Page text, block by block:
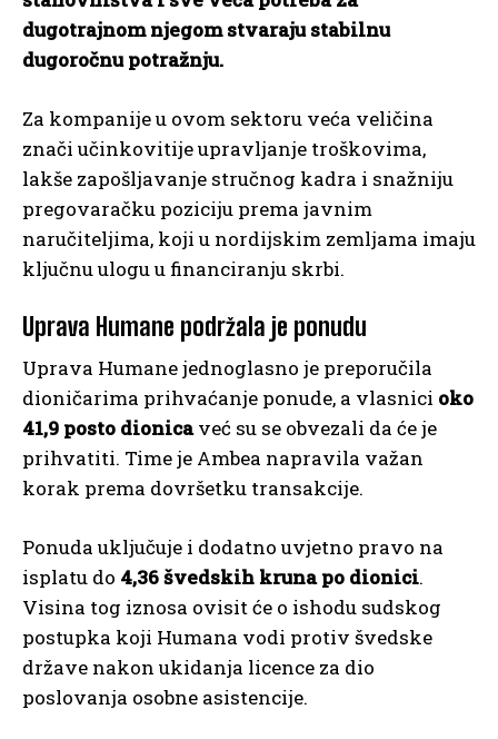
dugotrajnom njegom stvaraju stabilnu
dugoročnu potražnju.
Za kompanije u ovom sektoru veća veličina
znači učinkovitije upravljanje troškovima,
lakše zapošljavanje stručnog kadra i snažniju
pregovaračku poziciju prema javnim
naručiteljima, koji u nordijskim zemljama imaju
ključnu ulogu u financiranju skrbi.
Uprava Humane podržala je ponudu
Uprava Humane jednoglasno je preporučila
dioničarima prihvaćanje ponude, a vlasnici oko
41,9 posto dionicaveć su se obvezali da će je
prihvatiti. Time je Ambea napravila važan
korak prema dovršetku transakcije.
Ponuda uključuje i dodatno uvjetno pravo na
isplatu do 4,36 švedskih kruna po dionici.
Visina tog iznosa ovisit će o ishodu sudskog
postupka koji Humana vodi protiv švedske
države nakon ukidanja licence za dio
poslovanja osobne asistencije.